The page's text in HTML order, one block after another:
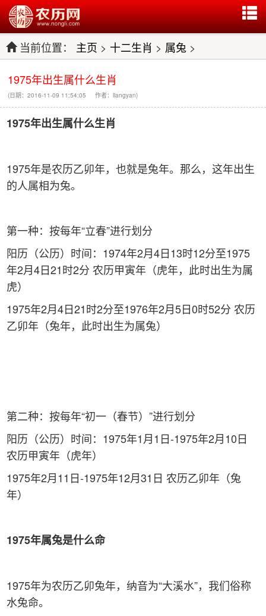
当前位置： 主页 > 十二生肖 > 属兔 >
1975年出生属什么生肖
(日期：2016-11-09 11:54:05 作者：liangyan)
1975年出生属什么生肖
1975年是农历乙卯年，也就是兔年。那么，这年出生
的人属相为兔。
第一种：按每年“立春”进行划分
阳历（公历）时间：1974年2月4日13时12分至1975
年2月4日21时2分 农历甲寅年（虎年，此时出生为属
虎）
1975年2月4日21时2分至1976年2月5日0时52分 农历
乙卯年（兔年，此时出生为属兔）
第二种：按每年“初一（春节）”进行划分
阳历（公历）时间：1975年1月1日-1975年2月10日
农历甲寅年（虎年）
1975年2月11日-1975年12月31日 农历乙卯年（兔
年）
1975年属兔是什么命
1975年为农历乙卯兔年，纳音为“大溪水”，我们俗称
水兔命。